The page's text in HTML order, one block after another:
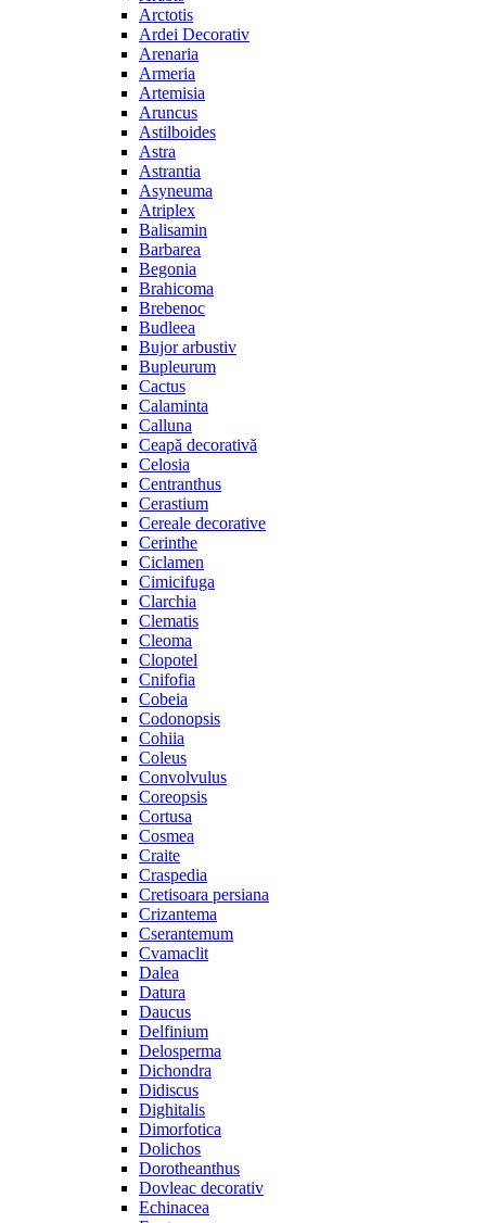
Arctotis
Ardei Decorativ
Arenaria
Armeria
Artemisia
Aruncus
Astilboides
Astra
Astrantia
Asyneuma
Atriplex
Balisamin
Barbarea
Begonia
Brahicoma
Brebenoc
Budleea
Bujor arbustiv
Bupleurum
Cactus
Calaminta
Calluna
Ceapă decorativă
Celosia
Centranthus
Cerastium
Cereale decorative
Cerinthe
Ciclamen
Cimicifuga
Clarchia
Clematis
Cleoma
Clopotel
Cnifofia
Cobeia
Codonopsis
Cohiia
Coleus
Convolvulus
Coreopsis
Cortusa
Cosmea
Craite
Craspedia
Cretisoara persiana
Crizantema
Cserantemum
Cvamaclit
Dalea
Datura
Daucus
Delfinium
Delosperma
Dichondra
Didiscus
Dighitalis
Dimorfotica
Dolichos
Dorotheanthus
Dovleac decorativ
Echinacea